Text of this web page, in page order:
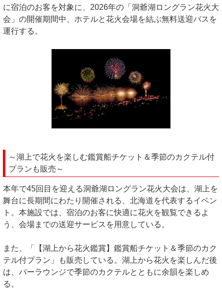
に宿泊のお客を対象に、2026年の「洞爺湖ロングラン花火大
会」の開催期間中、ホテルと花火会場を結ぶ無料送迎バスを
運行する。
～湖上で花火を楽しむ鑑賞船チケット＆季節のカクテル付
プランも販売～
本年で45回目を迎える洞爺湖ロングラン花火大会は、湖上を
舞台に長期間にわたり開催される、北海道を代表するイベン
ト。本施設では、宿泊のお客に快適に花火を観覧できるよ
う、会場までの送迎サービスを用意している。
また、「【湖上から花火鑑賞】鑑賞船チケット＆季節のカク
テル付プラン」も販売している。湖上から花火を楽しんだ後
は、バーラウンジで季節のカクテルとともに余韻を楽しめ
る。